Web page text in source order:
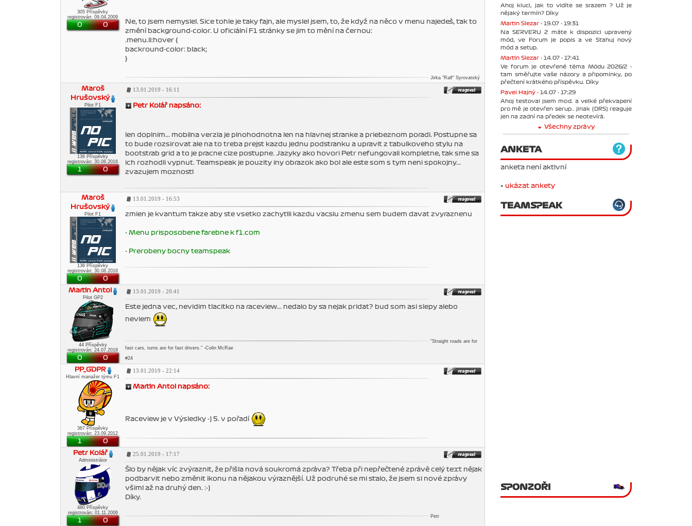
305 Příspěvky
registrován: 09.04.2009
0 0
Ne, to jsem nemyslel. Sice tohle je taky fajn, ale myslel jsem, to, že když na něco v menu najedeš, tak to
změní background-color. U oficiální F1 stránky se jim to mění na černou:
.menu.li:hover {
backround-color: black;
}
Jirka "Ralf" Syrovatský
Maroš
Hrušovský
Pilot F1
136 Příspěvky
registrován: 30.08.2016
1 0
13.01.2019 - 16:11
Petr Kolář napsáno:
len doplnim... mobilna verzia je plnohodnotna len na hlavnej stranke a priebeznom poradi. Postupne sa
to bude rozsirovat ale na to treba prejst kazdu jednu podstranku a upravit z tabulkoveho stylu na
bootstrab grid a to je pracne cize postupne. Jazyky ako hovori Petr nefungovali kompletne, tak sme sa
ich rozhodli vypnut. Teamspeak je pouzity iny obrazok ako bol ale este som s tym neni spokojny...
zvazujem moznosti
Maroš
Hrušovský
Pilot F1
136 Příspěvky
registrován: 30.08.2016
0 0
13.01.2019 - 16:53
zmien je kvantum takze aby ste vsetko zachytili kazdu vacsiu zmenu sem budem davat zvyraznenu
- Menu prisposobene farebne k f1.com
- Prerobeny bocny teamspeak
Martin Antol
Pilot GP2
44 Příspěvky
registrován: 24.07.2018
0 0
13.01.2019 - 20:41
Este jedna vec, nevidim tlacitko na raceview... nedalo by sa nejak pridat? bud som asi slepy alebo
neviem
"Straight roads are for
fast cars, turns are for fast drivers." -Colin McRae
#24
PP_GDPR
Hlavní manažer týmu F1
367 Příspěvky
registrován: 23.09.2012
1 0
13.01.2019 - 22:14
Martin Antol napsáno:
Raceview je v Výsledky -) 5. v pořadí
Petr Kolář
Administrátor
480 Příspěvky
registrován: 01.11.2006
1 0
25.01.2019 - 17:17
Šlo by nějak víc zvýraznit, že přišla nová soukromá zpráva? Třeba při nepřečtené zprávě celý text nějak
podbarvit nebo změnit ikonu na nějakou výraznější. Už podruhé se mi stalo, že jsem si nové zprávy
všiml až na druhý den. :-)
Díky.
Petr
Ahoj kluci, jak to vidíte se srazem ? Už je
nějaký termín? Díky
Martin Slezar - 19.07 - 19:31
Na SERVERU 2 máte k dispozici upravený
mód, ve Forum je popis a ve Stahuj nový
mód a setup.
Martin Slezar - 14.07 - 17:41
Ve forum je otevřené téma Módu 2026/2 -
tam směřujte vaše názory a připomínky, po
přečtení krátkého příspěvku. Díky
Pavel Hajný - 14.07 - 17:29
Ahoj testoval jsem mod. a velké překvapení
pro mě je otevřen serup.. jinak (DRS) reaguje
jen na zadní na předek se neotevírá.
Všechny zprávy
ANKETA
anketa není aktivní
• ukázat ankety
TEAMSPEAK
SPONZOŘI